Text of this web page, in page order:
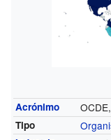
Acrónimo
Tipo